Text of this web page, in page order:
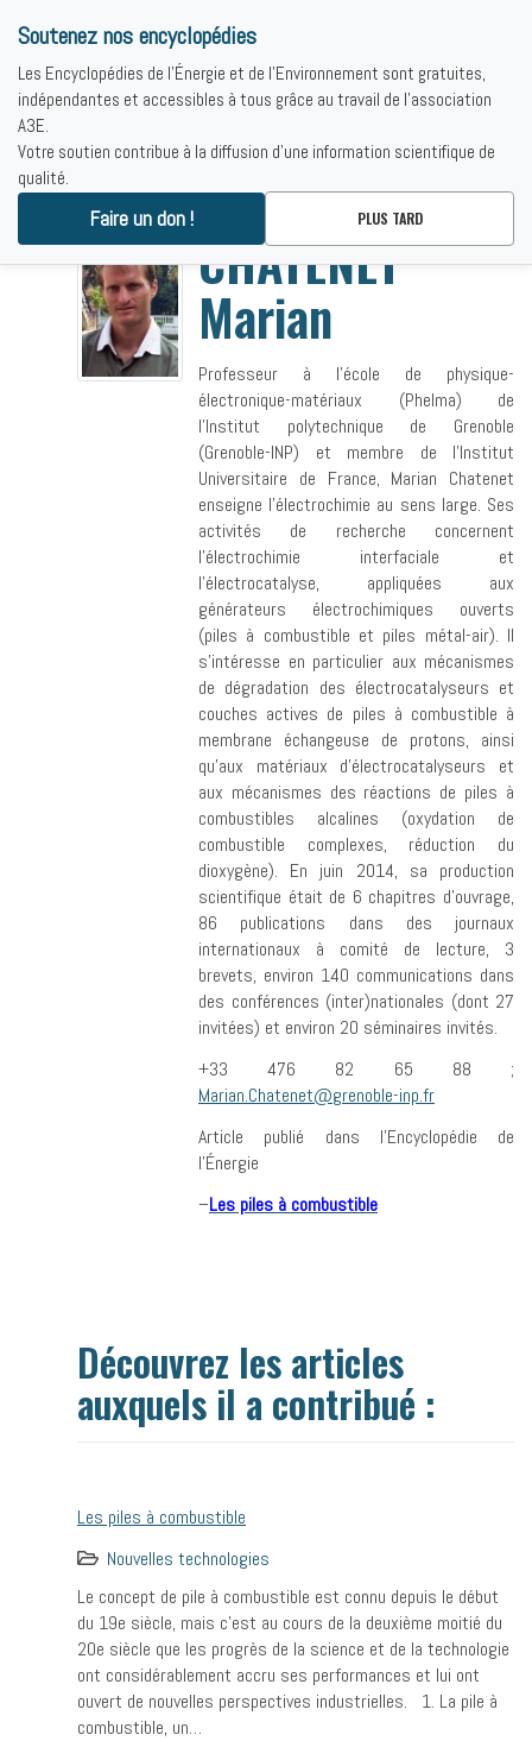
CHATENET Marian
CHATENET
Marian
Professeur à l’école de physique-
électronique-matériaux (Phelma) de
l’Institut polytechnique de Grenoble
(Grenoble-INP) et membre de l’Institut
Universitaire de France, Marian Chatenet
enseigne l’électrochimie au sens large. Ses
activités de recherche concernent
l’électrochimie interfaciale et
l’électrocatalyse, appliquées aux
générateurs électrochimiques ouverts
(piles à combustible et piles métal-air). Il
s’intéresse en particulier aux mécanismes
de dégradation des électrocatalyseurs et
couches actives de piles à combustible à
membrane échangeuse de protons, ainsi
qu’aux matériaux d’électrocatalyseurs et
aux mécanismes des réactions de piles à
combustibles alcalines (oxydation de
combustible complexes, réduction du
dioxygène). En juin 2014, sa production
scientifique était de 6 chapitres d’ouvrage,
86 publications dans des journaux
internationaux à comité de lecture, 3
brevets, environ 140 communications dans
des conférences (inter)nationales (dont 27
invitées) et environ 20 séminaires invités.
+33 476 82 65 88 ;
Marian.Chatenet@grenoble-inp.fr
Article publié dans l’Encyclopédie de
l’Énergie
–Les piles à combustible
Découvrez les articles
auxquels il a contribué :
Les piles à combustible
Nouvelles technologies
Le concept de pile à combustible est connu depuis le début
du 19e siècle, mais c’est au cours de la deuxième moitié du
20e siècle que les progrès de la science et de la technologie
ont considérablement accru ses performances et lui ont
ouvert de nouvelles perspectives industrielles. 1. ​La pile à
combustible, un…
Soutenez nos encyclopédies
Les Encyclopédies de l'Énergie et de l'Environnement sont gratuites,
indépendantes et accessibles à tous grâce au travail de l'association
A3E.
Votre soutien contribue à la diffusion d'une information scientifique de
qualité.
Faire un don ! PLUS TARD